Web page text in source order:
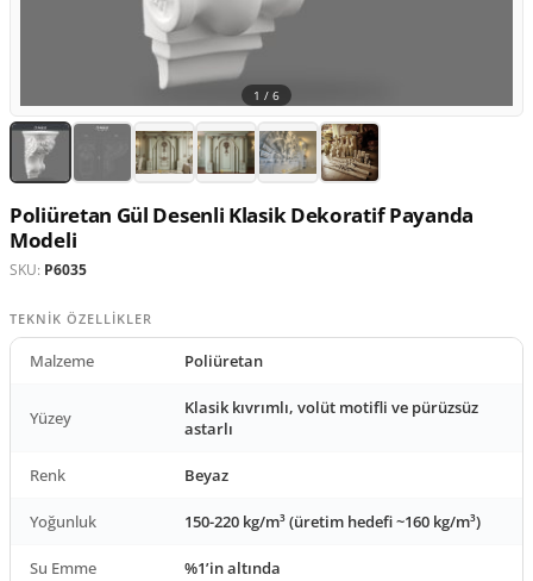
1 / 6
Poliüretan Gül Desenli Klasik Dekoratif Payanda
Modeli
SKU: P6035
TEKNIK ÖZELLIKLER
Malzeme Poliüretan
Yüzey
Klasik kıvrımlı, volüt motifli ve pürüzsüz
astarlı
Renk Beyaz
Yoğunluk 150-220 kg/m³ (üretim hedefi ~160 kg/m³)
Su Emme %1’in altında